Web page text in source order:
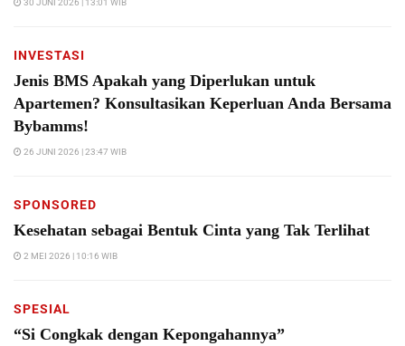
INVESTASI
Jenis BMS Apakah yang Diperlukan untuk
Apartemen? Konsultasikan Keperluan Anda Bersama
Bybamms!
26 JUNI 2026 | 23:47 WIB
SPONSORED
Kesehatan sebagai Bentuk Cinta yang Tak Terlihat
2 MEI 2026 | 10:16 WIB
SPESIAL
“Si Congkak dengan Kepongahannya”